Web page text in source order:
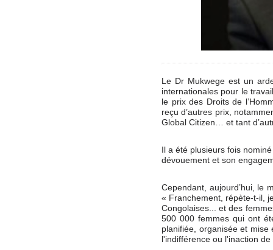
Le Dr Mukwege est un
internationales pour le
le prix des Droits de
reçu d’autres prix,
Global Citizen… et tant
Il a été plusieurs fois
dévouement et son
Cependant, aujourd’hui, le
« Franchement, répète-t-il,
Congolaises... et des
500 000 femmes qui ont
planifiée, organisée et mise
l'indifférence ou l'inaction